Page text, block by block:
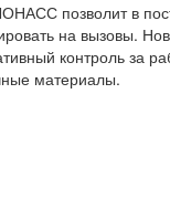
позволит в
на вызовы.
контроль за
материалы.